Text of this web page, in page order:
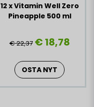
12 x Vitamin Well Zero
Pineapple 500 ml
€ 22,37 € 18,78
OSTA NYT